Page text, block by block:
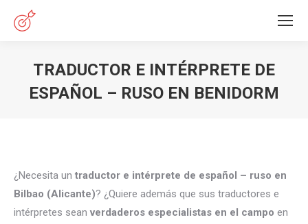
TRADUCTOR E INTÉRPRETE DE
ESPAÑOL – RUSO EN BENIDORM
¿Necesita un traductor e intérprete de español – ruso en
Bilbao (Alicante)? ¿Quiere además que sus traductores e
intérpretes sean verdaderos especialistas en el campo en